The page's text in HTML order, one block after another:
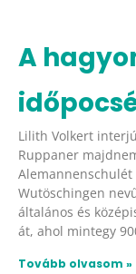
A
Lilith Volkert
Ruppaner
Wutöschingen
általános és
át, ahol mintegy
Tovább olvasom »